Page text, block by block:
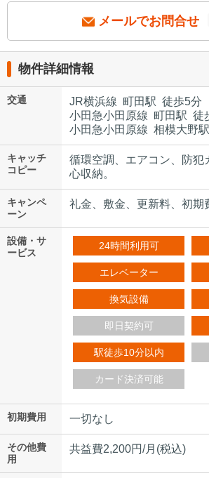
メールでお問合せ
物件詳細情報
交通
JR横浜線 町田駅 徒歩5分
小田急小田原線 町田駅 徒
小田急小田原線 相模大野
キャッチ
コピー
循環空調、エアコン、防犯
心収納。
キャンペ
ーン
礼金、敷金、更新料、初
設備・サ
ービス
24時間利用可
エレベーター
換気設備
即日契約可
駅徒歩10分以内
カード決済可能
初期費用 一切なし
その他費
用
共益費2,200円/月(税込)